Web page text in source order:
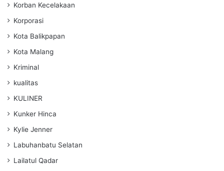
Korban Kecelakaan
Korporasi
Kota Balikpapan
Kota Malang
Kriminal
kualitas
KULINER
Kunker Hinca
Kylie Jenner
Labuhanbatu Selatan
Lailatul Qadar